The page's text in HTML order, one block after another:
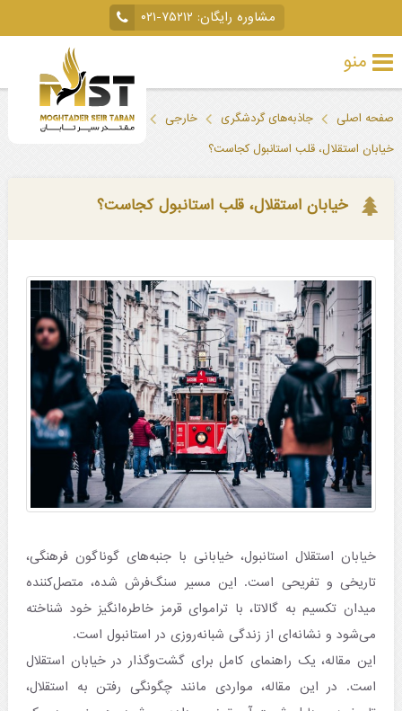
مشاوره رایگان: ۰۲۱-۷۵۲۱۲
منو
داخلی
آخری
جاذبه‌های
گردشگری
صفحه اصلی جاذبه‌های گردشگری خارجی ترکیه
استانبول
خیابان استقلال، قلب استانبول کجاست؟
خیابان استقلال، قلب استانبول کجاست؟
خیابان استقلال استانبول، خیابانی با جنبه‌های گوناگون فرهنگی،
تاریخی و تفریحی است. این مسیر سنگ‌فرش شده، متصل‌کننده
میدان تکسیم به گالاتا، با تراموای قرمز خاطره‌انگیز خود شناخته
می‌شود و نشانه‌ای از زندگی شبانه‌روزی در استانبول است.
این مقاله، یک راهنمای کامل برای گشت‌وگذار در خیابان استقلال
است. در این مقاله، مواردی مانند چگونگی رفتن به استقلال،